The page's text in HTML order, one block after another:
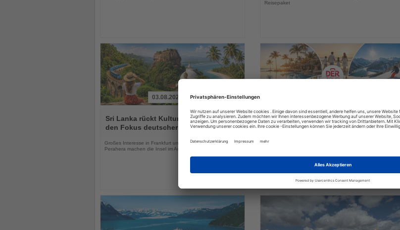
Reisepaket
Sie
die
03.08.2026
Sri Lanka rückt Kultur und Vielfalt in
den Fokus deutscher Urlauber
Großes Interesse in Frankfurt und das Kandy Esala
Perahera machen die Insel im August besonders attraktiv
Lesen
Sie
die
DERTOUR Hotels & Resorts bauen
Winterangebot deutlich aus
Neue Hotels, innovative Konzepte und zusätzliche